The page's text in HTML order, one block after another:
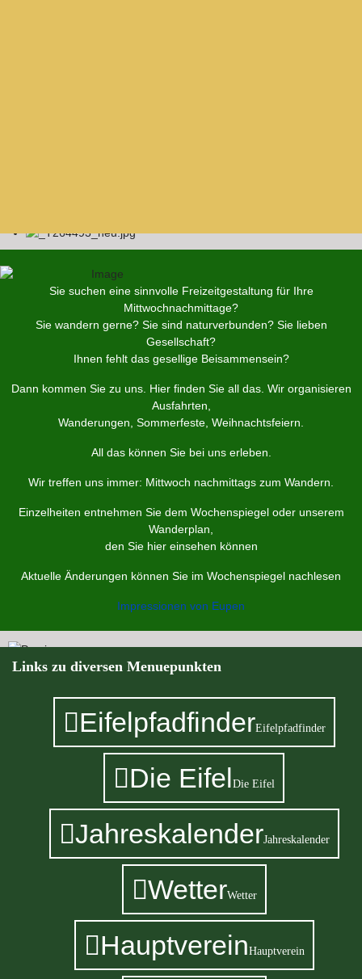
Sie suchen eine sinnvolle Freizeitgestaltung für Ihre
Mittwochnachmittage?
Sie wandern gerne? Sie sind naturverbunden? Sie lieben
Gesellschaft?
Ihnen fehlt das gesellige Beisammensein?
Dann kommen Sie zu uns. Hier finden Sie all das. Wir organisieren
Ausfahrten,
Wanderungen, Sommerfeste, Weihnachtsfeiern.
All das können Sie bei uns erleben.
Wir treffen uns immer: Mittwoch nachmittags zum Wandern.
Einzelheiten entnehmen Sie dem Wochenspiegel oder unserem
Wanderplan,
den Sie hier einsehen können
Aktuelle Änderungen können Sie im Wochenspiegel nachlesen
Impressionen von Eupen
Links zu diversen Menuepunkten
EifelpfadfinderEifelpfadfinder
Die EifelDie Eifel
JahreskalenderJahreskalender
WetterWetter
HauptvereinHauptverein